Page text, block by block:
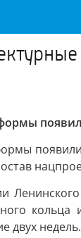
двух недель.